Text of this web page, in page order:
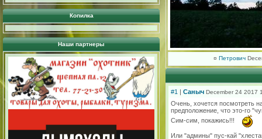
Копилка
Наши партнеры
¤ Петрович
#1 | Саныч December 24 2017
Очень, хочется посмотреть
предположение, что это-го
Сим-сим, покажись!!!
Или "админы" пус-кай